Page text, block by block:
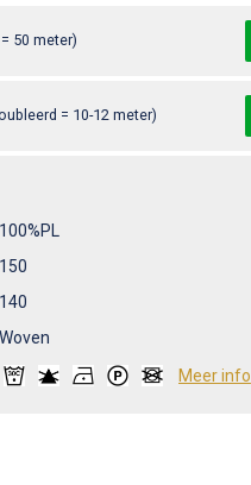
50 meter)
= 10-12 meter)
100%PL
150
140
Woven
Meer info